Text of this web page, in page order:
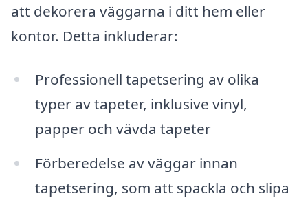
att dekorera väggarna i ditt hem eller
kontor. Detta inkluderar:
Professionell tapetsering av olika
typer av tapeter, inklusive vinyl,
papper och vävda tapeter
Förberedelse av väggar innan
tapetsering, som att spackla och slipa